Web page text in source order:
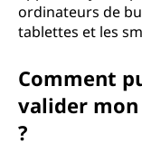
ordinateurs de
tablettes et les
Comment
valider mon
?